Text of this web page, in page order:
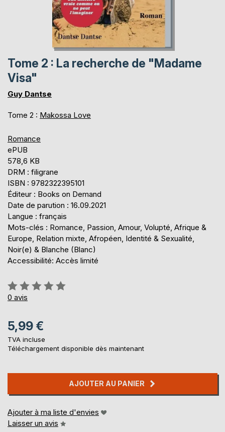
Tome 2 : La recherche de "Madame
Visa"
Guy Dantse
Tome 2 : Makossa Love
Romance
ePUB
578,6 KB
DRM : filigrane
ISBN : 9782322395101
Éditeur : Books on Demand
Date de parution : 16.09.2021
Langue : français
Mots-clés : Romance, Passion, Amour, Volupté, Afrique &
Europe, Relation mixte, Afropéen, Identité & Sexualité,
Noir(e) & Blanche (Blanc)
Accessibilité: Accès limité
Évaluation:
0%
0 avis
5,99 €
TVA incluse
Téléchargement disponible dès maintenant
AJOUTER AU PANIER
Ajouter à ma liste d'envies
Laisser un avis